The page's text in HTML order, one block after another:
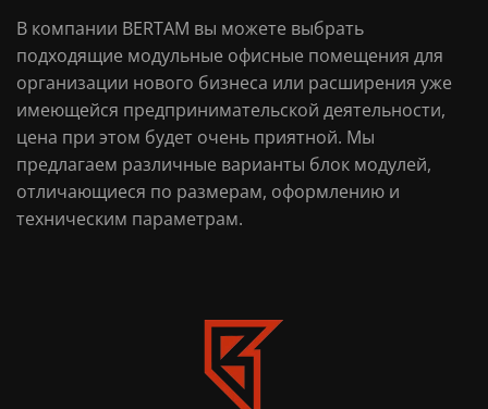
В компании BERTAM вы можете выбрать
подходящие модульные офисные помещения для
организации нового бизнеса или расширения уже
имеющейся предпринимательской деятельности,
цена при этом будет очень приятной. Мы
предлагаем различные варианты блок модулей,
отличающиеся по размерам, оформлению и
техническим параметрам.